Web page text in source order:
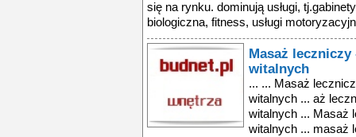
się na rynku. dominują usługi,
biologiczna, fitness, usługi
Masaż leczniczy
witalnych
... ... Masaż
witalnych ... aż
witalnych ... Masaż
witalnych ... masaż